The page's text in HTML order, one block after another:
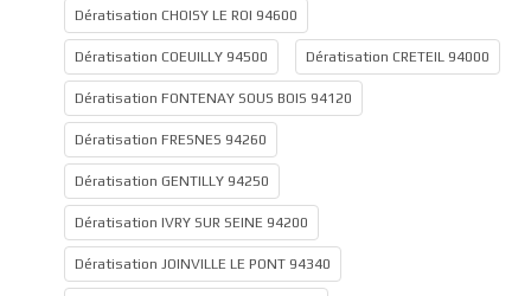
Dératisation CHOISY LE ROI 94600
Dératisation COEUILLY 94500 Dératisation CRETEIL 94000
Dératisation FONTENAY SOUS BOIS 94120
Dératisation FRESNES 94260
Dératisation GENTILLY 94250
Dératisation IVRY SUR SEINE 94200
Dératisation JOINVILLE LE PONT 94340